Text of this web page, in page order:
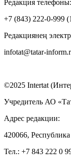
Редакция телефоны:
+7 (843) 222-0-999
Редакциянең
infotat@tatar-
©2025 Intertat
Учредитель АО
Адрес редакции:
420066,
Тел.: +7 843 222 0